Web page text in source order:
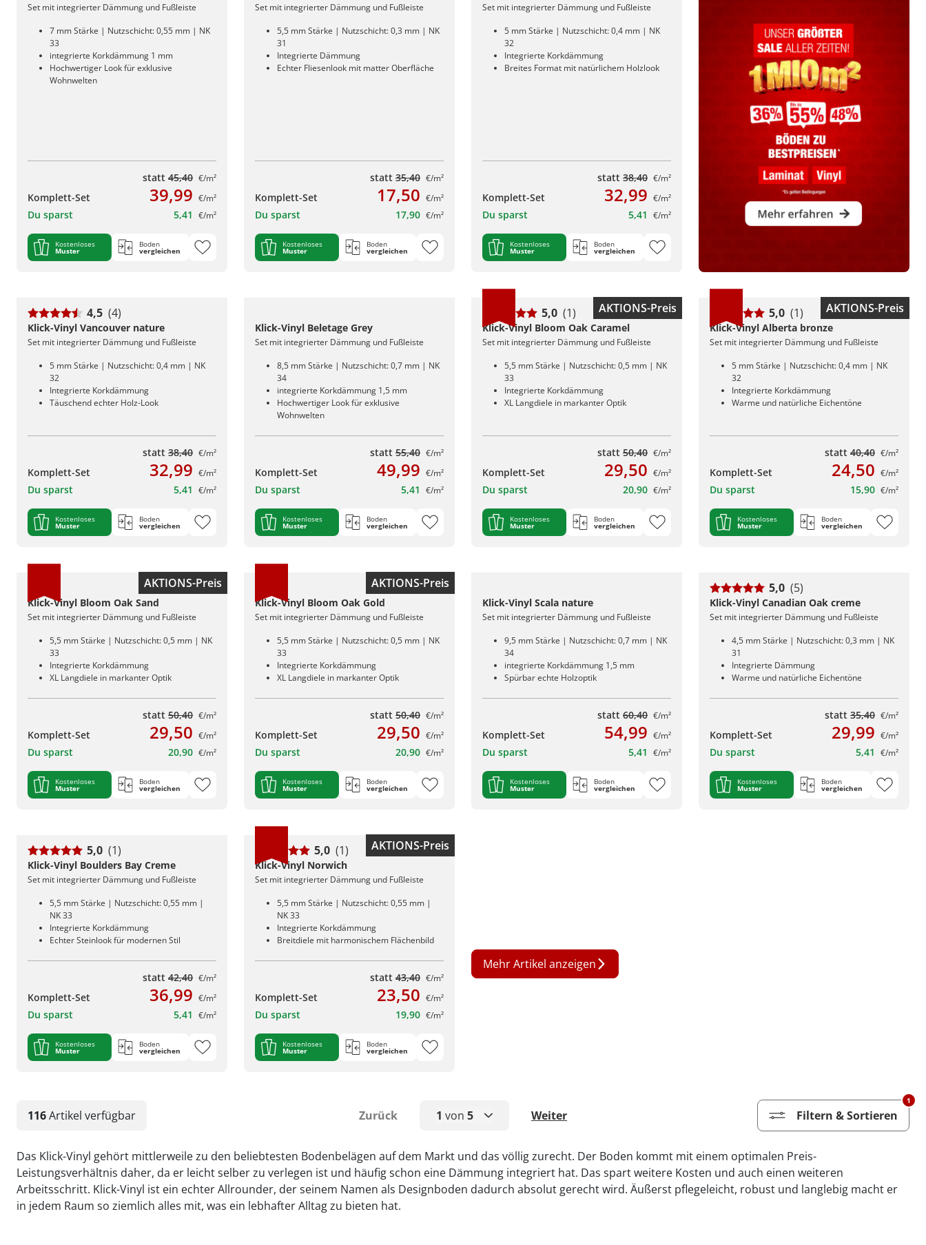
Set mit integrierter Dämmung und Fußleiste
7 mm Stärke | Nutzschicht: 0,55 mm | NK
33
integrierte Korkdämmung 1 mm
Hochwertiger Look für exklusive
Wohnwelten
statt 45,40 €/m²
Komplett-Set 39,99 €/m²
Du sparst 5,41 €/m²
Kostenloses
Muster
Boden
vergleichen
Set mit integrierter Dämmung und Fußleiste
5,5 mm Stärke | Nutzschicht: 0,3 mm | NK
31
Integrierte Dämmung
Echter Fliesenlook mit matter Oberfläche
statt 35,40 €/m²
Komplett-Set 17,50 €/m²
Du sparst 17,90 €/m²
Kostenloses
Muster
Boden
vergleichen
Set mit integrierter Dämmung und Fußleiste
5 mm Stärke | Nutzschicht: 0,4 mm | NK
32
Integrierte Korkdämmung
Breites Format mit natürlichem Holzlook
statt 38,40 €/m²
Komplett-Set 32,99 €/m²
Du sparst 5,41 €/m²
Kostenloses
Muster
Boden
vergleichen
4,5 (4)
Klick-Vinyl Vancouver nature
Set mit integrierter Dämmung und Fußleiste
5 mm Stärke | Nutzschicht: 0,4 mm | NK
32
Integrierte Korkdämmung
Täuschend echter Holz-Look
statt 38,40 €/m²
Komplett-Set 32,99 €/m²
Du sparst 5,41 €/m²
Kostenloses
Muster
Boden
vergleichen
Klick-Vinyl Beletage Grey
Set mit integrierter Dämmung und Fußleiste
8,5 mm Stärke | Nutzschicht: 0,7 mm | NK
34
integrierte Korkdämmung 1,5 mm
Hochwertiger Look für exklusive
Wohnwelten
statt 55,40 €/m²
Komplett-Set 49,99 €/m²
Du sparst 5,41 €/m²
Kostenloses
Muster
Boden
vergleichen
AKTIONS-Preis
5,0 (1)
Klick-Vinyl Bloom Oak Caramel
Set mit integrierter Dämmung und Fußleiste
5,5 mm Stärke | Nutzschicht: 0,5 mm | NK
33
Integrierte Korkdämmung
XL Langdiele in markanter Optik
statt 50,40 €/m²
Komplett-Set 29,50 €/m²
Du sparst 20,90 €/m²
Kostenloses
Muster
Boden
vergleichen
AKTIONS-Preis
5,0 (1)
Klick-Vinyl Alberta bronze
Set mit integrierter Dämmung und Fußleiste
5 mm Stärke | Nutzschicht: 0,4 mm | NK
32
Integrierte Korkdämmung
Warme und natürliche Eichentöne
statt 40,40 €/m²
Komplett-Set 24,50 €/m²
Du sparst 15,90 €/m²
Kostenloses
Muster
Boden
vergleichen
AKTIONS-Preis
Klick-Vinyl Bloom Oak Sand
Set mit integrierter Dämmung und Fußleiste
5,5 mm Stärke | Nutzschicht: 0,5 mm | NK
33
Integrierte Korkdämmung
XL Langdiele in markanter Optik
statt 50,40 €/m²
Komplett-Set 29,50 €/m²
Du sparst 20,90 €/m²
Kostenloses
Muster
Boden
vergleichen
AKTIONS-Preis
Klick-Vinyl Bloom Oak Gold
Set mit integrierter Dämmung und Fußleiste
5,5 mm Stärke | Nutzschicht: 0,5 mm | NK
33
Integrierte Korkdämmung
XL Langdiele in markanter Optik
statt 50,40 €/m²
Komplett-Set 29,50 €/m²
Du sparst 20,90 €/m²
Kostenloses
Muster
Boden
vergleichen
Klick-Vinyl Scala nature
Set mit integrierter Dämmung und Fußleiste
9,5 mm Stärke | Nutzschicht: 0,7 mm | NK
34
integrierte Korkdämmung 1,5 mm
Spürbar echte Holzoptik
statt 60,40 €/m²
Komplett-Set 54,99 €/m²
Du sparst 5,41 €/m²
Kostenloses
Muster
Boden
vergleichen
5,0 (5)
Klick-Vinyl Canadian Oak creme
Set mit integrierter Dämmung und Fußleiste
4,5 mm Stärke | Nutzschicht: 0,3 mm | NK
31
Integrierte Dämmung
Warme und natürliche Eichentöne
statt 35,40 €/m²
Komplett-Set 29,99 €/m²
Du sparst 5,41 €/m²
Kostenloses
Muster
Boden
vergleichen
5,0 (1)
Klick-Vinyl Boulders Bay Creme
Set mit integrierter Dämmung und Fußleiste
5,5 mm Stärke | Nutzschicht: 0,55 mm |
NK 33
Integrierte Korkdämmung
Echter Steinlook für modernen Stil
statt 42,40 €/m²
Komplett-Set 36,99 €/m²
Du sparst 5,41 €/m²
Kostenloses
Muster
Boden
vergleichen
AKTIONS-Preis
5,0 (1)
Klick-Vinyl Norwich
Set mit integrierter Dämmung und Fußleiste
5,5 mm Stärke | Nutzschicht: 0,55 mm |
NK 33
Integrierte Korkdämmung
Breitdiele mit harmonischem Flächenbild
statt 43,40 €/m²
Komplett-Set 23,50 €/m²
Du sparst 19,90 €/m²
Kostenloses
Muster
Boden
vergleichen
Mehr Artikel anzeigen
116Artikel verfügbar Zurück 1 von 5
2
Weiter Filtern & Sortieren
1
Das Klick-Vinyl gehört mittlerweile zu den beliebtesten Bodenbelägen auf dem Markt und das völlig zurecht. Der Boden kommt mit einem optimalen Preis-
Leistungsverhältnis daher, da er leicht selber zu verlegen ist und häufig schon eine Dämmung integriert hat. Das spart weitere Kosten und auch einen weiteren
Arbeitsschritt. Klick-Vinyl ist ein echter Allrounder, der seinem Namen als Designboden dadurch absolut gerecht wird. Äußerst pflegeleicht, robust und langlebig macht er
in jedem Raum so ziemlich alles mit, was ein lebhafter Alltag zu bieten hat.